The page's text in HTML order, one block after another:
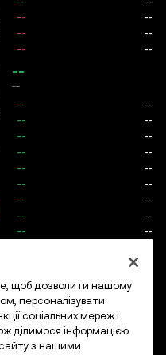
--
--
Відкриті позиції
щоб дозволити нашому
персоналізувати
соціальних мереж і
ділимося інформацією
з нашими